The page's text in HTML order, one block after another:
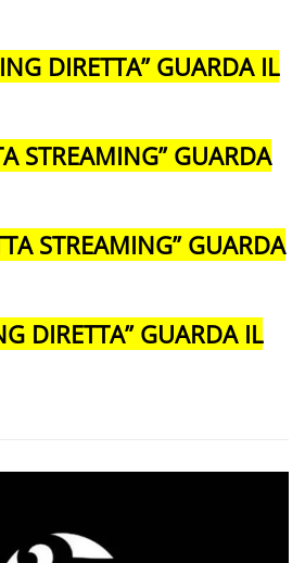
DIRETTA” GUARDA IL
STREAMING” GUARDA
STREAMING” GUARDA
DIRETTA” GUARDA IL